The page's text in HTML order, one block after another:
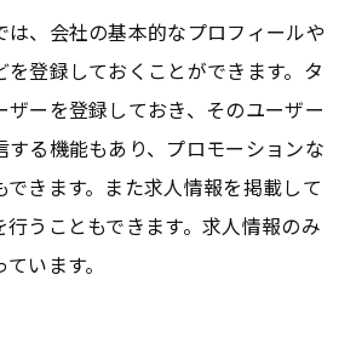
は、会社の基本的なプロフィールや
登録しておくことができます。タ
ザーを登録しておき、そのユーザー
する機能もあり、プロモーションな
できます。また求人情報を掲載して
行うこともできます。求人情報のみ
います。